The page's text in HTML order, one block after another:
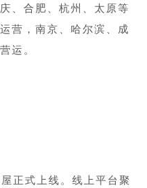
、合肥、杭州、太原等
营，南京、哈尔滨、成
运。
正式上线。线上平台聚